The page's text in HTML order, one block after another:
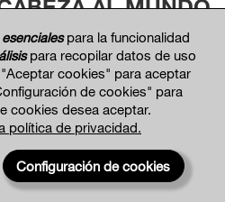
AL MUNDO
| Febrero 16, 2021
para la funcionalidad
para recopilar datos de uso
cookies" para aceptar
de cookies" para
cookies desea aceptar.
política de privacidad.
Configuración de cookies